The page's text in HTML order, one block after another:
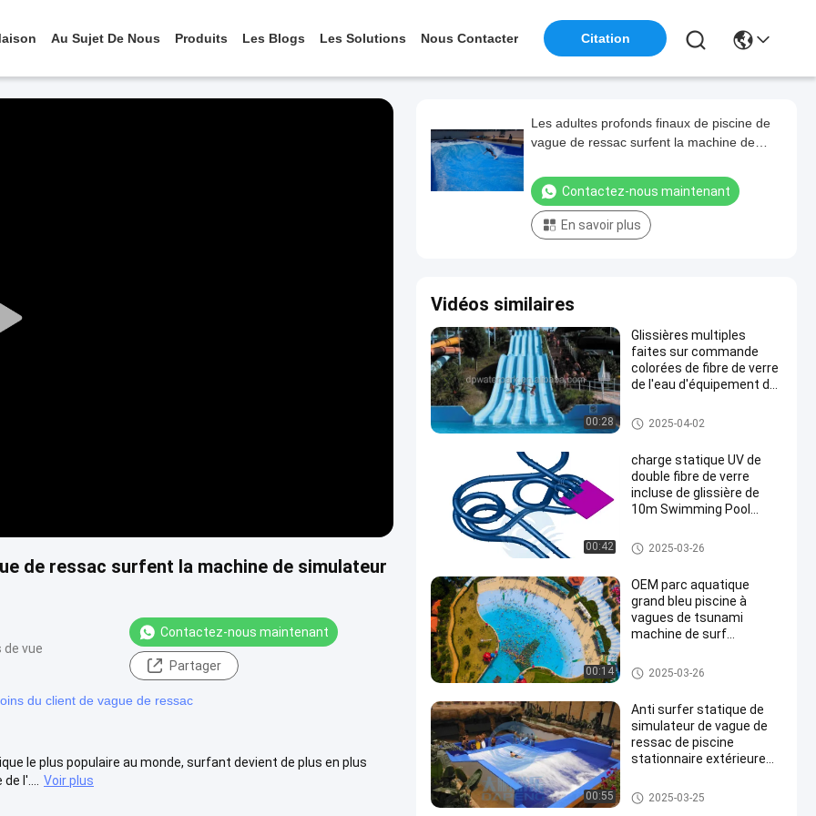
Au Sujet De Nous Produits Les Blogs Les Solutions Nous Contacter Citation
Play
de ressac surfent la machine de simulateur
de vue
Contactez-nous maintenant
Partager
du client de vague de ressac
le plus populaire au monde, surfant devient de plus en plus
l'....
Voir plus
Les adultes profonds finaux de piscine de
vague de ressac surfent la machine de
Contactez-nous maintenant
En savoir plus
Vidéos similaires
00:28
Glissières multiples
faites sur commande
colorées de fibre de verre
de l'eau d'équipement de
piscine
commerciale/maison
Glissière de parc aquatique
2025-04-02
00:42
charge statique UV de
double fibre de verre
incluse de glissière de
10m Swimming Pool
Glissière d'eau de piscine
2025-03-26
00:14
OEM parc aquatique
grand bleu piscine à
vagues de tsunami
machine de surf
UV à vendre
piscine de vague de ressac
2025-03-26
00:55
Anti surfer statique de
simulateur de vague de
ressac de piscine
stationnaire extérieure
piscine de vague de ressac
2025-03-25